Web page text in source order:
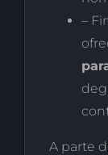
–
A parte